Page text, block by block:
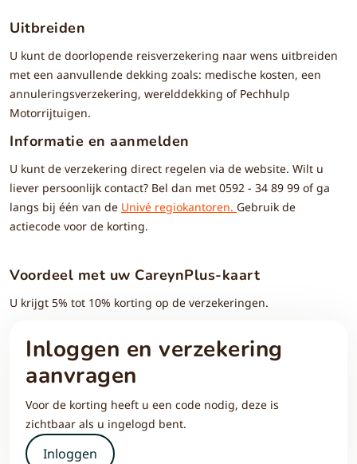
Uitbreiden
U kunt de doorlopende reisverzekering naar wens uitbreiden
met een aanvullende dekking zoals: medische kosten, een
annuleringsverzekering, werelddekking of Pechhulp
Motorrijtuigen.
Informatie en aanmelden
U kunt de verzekering direct regelen via de website. Wilt u
liever persoonlijk contact? Bel dan met 0592 - 34 89 99 of ga
langs bij één van de Univé regiokantoren. Gebruik de
actiecode voor de korting.
Voordeel met uw CareynPlus-kaart
U krijgt 5% tot 10% korting op de verzekeringen.
Inloggen en verzekering
aanvragen
Voor de korting heeft u een code nodig, deze is
zichtbaar als u ingelogd bent.
Inloggen